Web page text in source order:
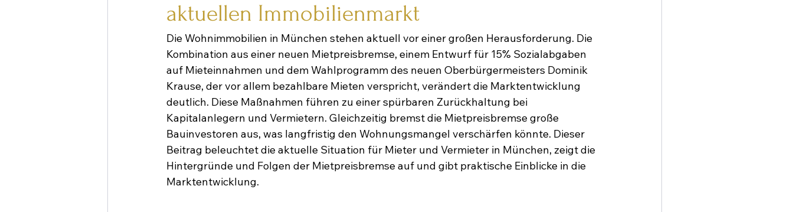
aktuellen Immobilienmarkt
Die Wohnimmobilien in München stehen aktuell vor einer großen Herausforderung. Die
Kombination aus einer neuen Mietpreisbremse, einem Entwurf für 15% Sozialabgaben
auf Mieteinnahmen und dem Wahlprogramm des neuen Oberbürgermeisters Dominik
Krause, der vor allem bezahlbare Mieten verspricht, verändert die Marktentwicklung
deutlich. Diese Maßnahmen führen zu einer spürbaren Zurückhaltung bei
Kapitalanlegern und Vermietern. Gleichzeitig bremst die Mietpreisbremse große
Bauinvestoren aus, was langfristig den Wohnungsmangel verschärfen könnte. Dieser
Beitrag beleuchtet die aktuelle Situation für Mieter und Vermieter in München, zeigt die
Hintergründe und Folgen der Mietpreisbremse auf und gibt praktische Einblicke in die
Marktentwicklung.